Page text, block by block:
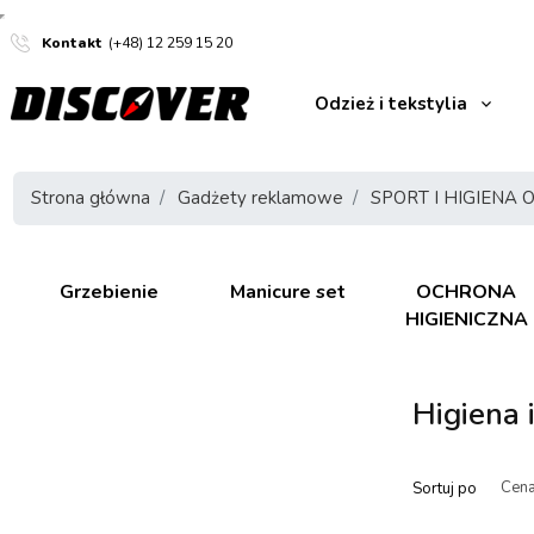
Kontakt (+48) 12 259 15 20
Odzież i tekstylia
Strona główna Gadżety reklamowe SPORT I HIGIENA
Grzebienie Manicure set
OCHRONA
HIGIENICZNA
Higiena
Sortuj po